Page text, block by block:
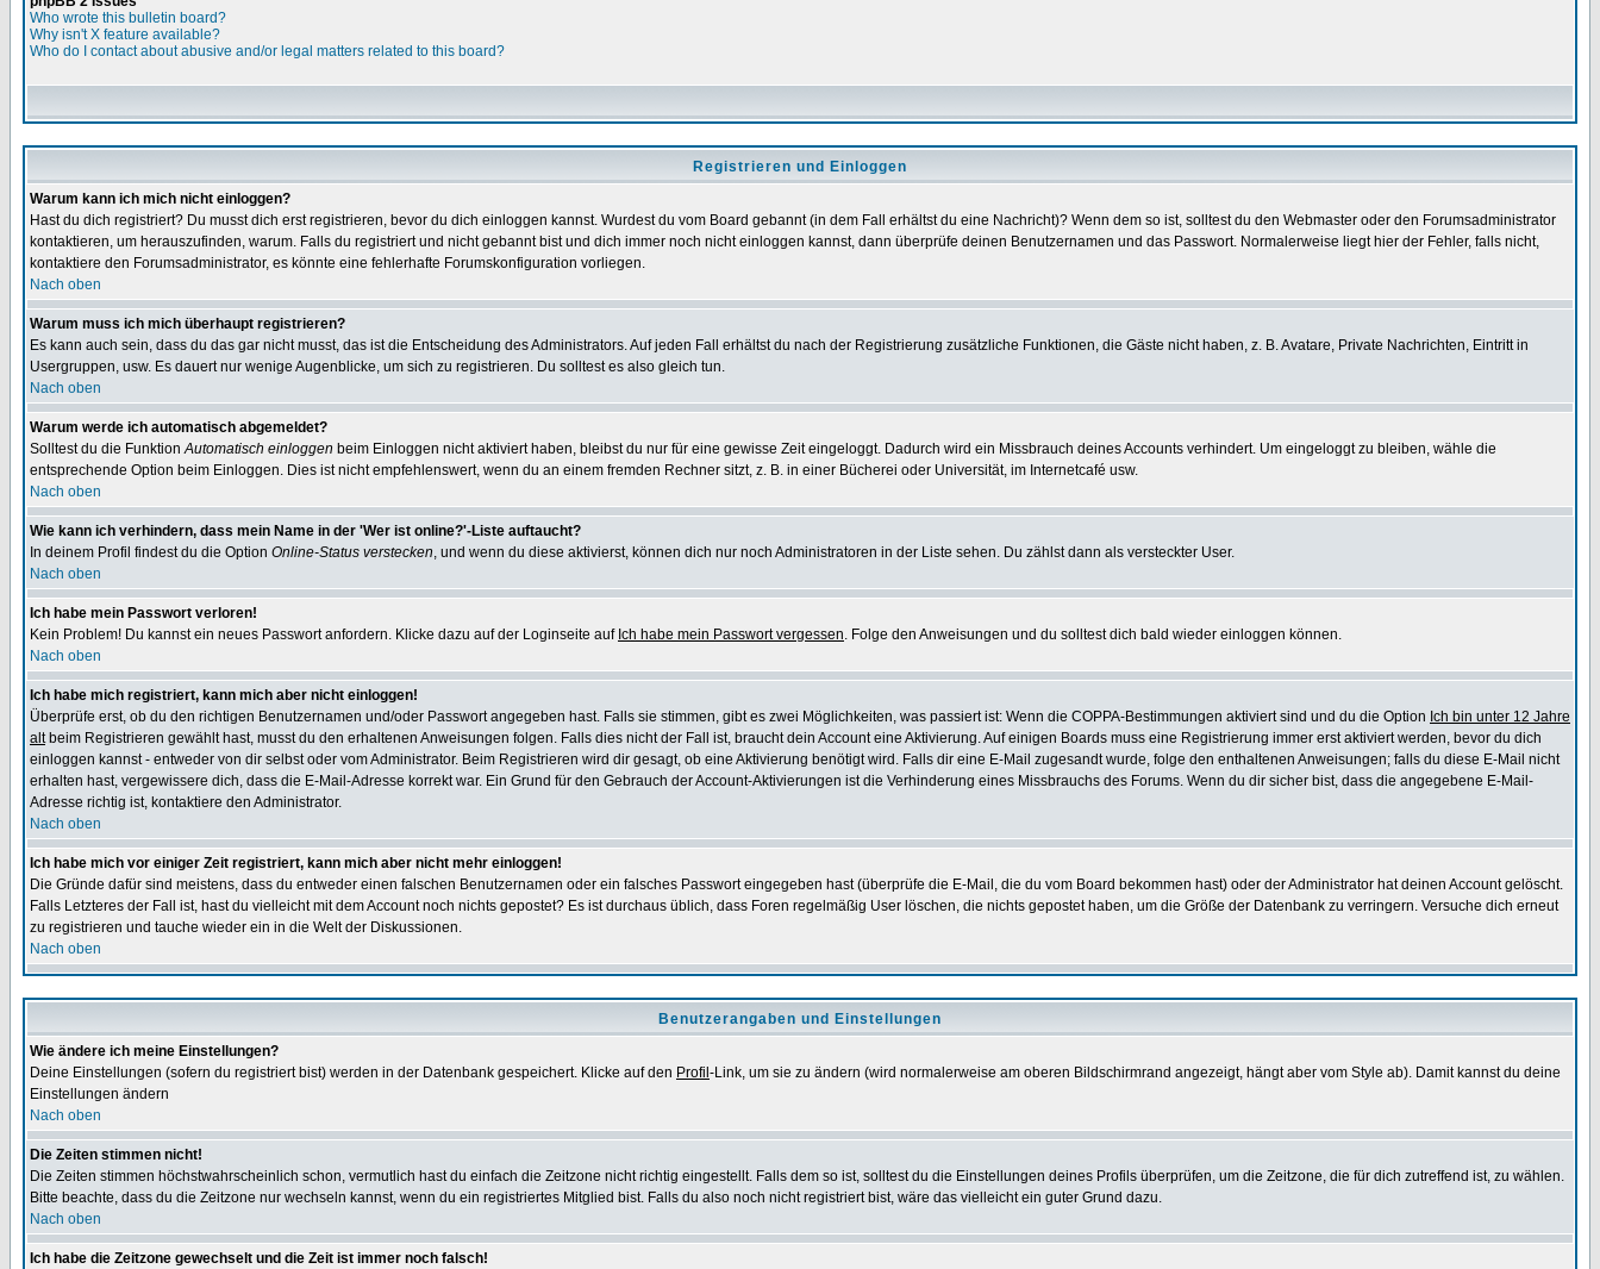
Who wrote this bulletin board?
Why isn't X feature available?
Who do I contact about abusive and/or legal matters related to this board?
Registrieren und Einloggen
Warum kann ich mich nicht einloggen?
Hast du dich registriert? Du musst dich erst registrieren, bevor du dich einloggen kannst. Wurdest du vom Board gebannt (in dem Fall erhältst du eine Nachricht)? Wenn dem so ist, solltest du den Webmaster oder den Forumsadministrator
kontaktieren, um herauszufinden, warum. Falls du registriert und nicht gebannt bist und dich immer noch nicht einloggen kannst, dann überprüfe deinen Benutzernamen und das Passwort. Normalerweise liegt hier der Fehler, falls nicht,
kontaktiere den Forumsadministrator, es könnte eine fehlerhafte Forumskonfiguration vorliegen.
Nach oben
Warum muss ich mich überhaupt registrieren?
Es kann auch sein, dass du das gar nicht musst, das ist die Entscheidung des Administrators. Auf jeden Fall erhältst du nach der Registrierung zusätzliche Funktionen, die Gäste nicht haben, z. B. Avatare, Private Nachrichten, Eintritt in
Usergruppen, usw. Es dauert nur wenige Augenblicke, um sich zu registrieren. Du solltest es also gleich tun.
Nach oben
Warum werde ich automatisch abgemeldet?
Solltest du die FunktionAutomatisch einloggen beim Einloggen nicht aktiviert haben, bleibst du nur für eine gewisse Zeit eingeloggt. Dadurch wird ein Missbrauch deines Accounts verhindert. Um eingeloggt zu bleiben, wähle die
entsprechende Option beim Einloggen. Dies ist nicht empfehlenswert, wenn du an einem fremden Rechner sitzt, z. B. in einer Bücherei oder Universität, im Internetcafé usw.
Nach oben
Wie kann ich verhindern, dass mein Name in der 'Wer ist online?'-Liste auftaucht?
In deinem Profil findest du die Option Online-Status verstecken, und wenn du diese aktivierst, können dich nur noch Administratoren in der Liste sehen. Du zählst dann als versteckter User.
Nach oben
Ich habe mein Passwort verloren!
Kein Problem! Du kannst ein neues Passwort anfordern. Klicke dazu auf der Loginseite auf Ich habe mein Passwort vergessen. Folge den Anweisungen und du solltest dich bald wieder einloggen können.
Nach oben
Ich habe mich registriert, kann mich aber nicht einloggen!
Überprüfe erst, ob du den richtigen Benutzernamen und/oder Passwort angegeben hast. Falls sie stimmen, gibt es zwei Möglichkeiten, was passiert ist: Wenn die COPPA-Bestimmungen aktiviert sind und du die Option Ich bin unter 12 Jahre
altbeim Registrieren gewählt hast, musst du den erhaltenen Anweisungen folgen. Falls dies nicht der Fall ist, braucht dein Account eine Aktivierung. Auf einigen Boards muss eine Registrierung immer erst aktiviert werden, bevor du dich
einloggen kannst - entweder von dir selbst oder vom Administrator. Beim Registrieren wird dir gesagt, ob eine Aktivierung benötigt wird. Falls dir eine E-Mail zugesandt wurde, folge den enthaltenen Anweisungen; falls du diese E-Mail nicht
erhalten hast, vergewissere dich, dass die E-Mail-Adresse korrekt war. Ein Grund für den Gebrauch der Account-Aktivierungen ist die Verhinderung eines Missbrauchs des Forums. Wenn du dir sicher bist, dass die angegebene E-Mail-
Adresse richtig ist, kontaktiere den Administrator.
Nach oben
Ich habe mich vor einiger Zeit registriert, kann mich aber nicht mehr einloggen!
Die Gründe dafür sind meistens, dass du entweder einen falschen Benutzernamen oder ein falsches Passwort eingegeben hast (überprüfe die E-Mail, die du vom Board bekommen hast) oder der Administrator hat deinen Account gelöscht.
Falls Letzteres der Fall ist, hast du vielleicht mit dem Account noch nichts gepostet? Es ist durchaus üblich, dass Foren regelmäßig User löschen, die nichts gepostet haben, um die Größe der Datenbank zu verringern. Versuche dich erneut
zu registrieren und tauche wieder ein in die Welt der Diskussionen.
Nach oben
Benutzerangaben und Einstellungen
Wie ändere ich meine Einstellungen?
Deine Einstellungen (sofern du registriert bist) werden in der Datenbank gespeichert. Klicke auf den Profil -Link, um sie zu ändern (wird normalerweise am oberen Bildschirmrand angezeigt, hängt aber vom Style ab). Damit kannst du deine
Einstellungen ändern
Nach oben
Die Zeiten stimmen nicht!
Die Zeiten stimmen höchstwahrscheinlich schon, vermutlich hast du einfach die Zeitzone nicht richtig eingestellt. Falls dem so ist, solltest du die Einstellungen deines Profils überprüfen, um die Zeitzone, die für dich zutreffend ist, zu wählen.
Bitte beachte, dass du die Zeitzone nur wechseln kannst, wenn du ein registriertes Mitglied bist. Falls du also noch nicht registriert bist, wäre das vielleicht ein guter Grund dazu.
Nach oben
Ich habe die Zeitzone gewechselt und die Zeit ist immer noch falsch!